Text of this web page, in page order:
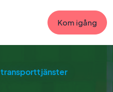
Kom igång
transporttjänster